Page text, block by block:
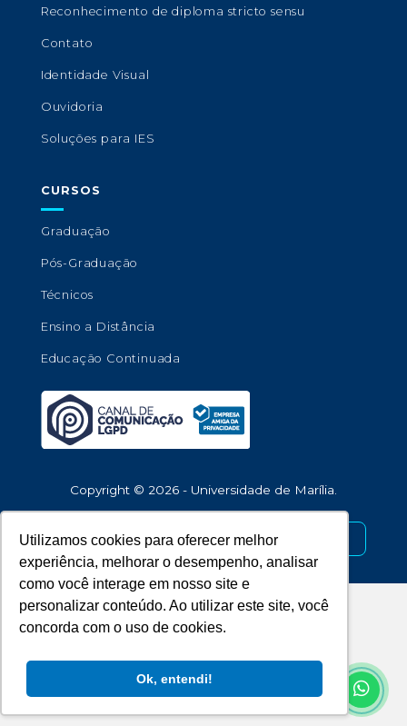
Utilizamos cookies para oferecer melhor
experiência, melhorar o desempenho, analisar
como você interage em nosso site e
personalizar conteúdo. Ao utilizar este site, você
concorda com o uso de cookies.
Ok, entendi!
Reconhecimento de diploma stricto sensu
Contato
Identidade Visual
Ouvidoria
Soluções para IES
CURSOS
Graduação
Pós-Graduação
Técnicos
Ensino a Distância
Educação Continuada
Copyright © 2026 - Universidade de Marília.
Desenvolvido por